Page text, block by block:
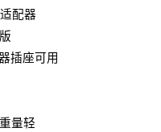
配器
插座可用
量轻